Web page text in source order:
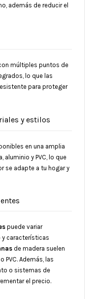
además de reducir el
múltiples puntos de
lo que las
para proteger
y estilos
en una amplia
aluminio y PVC, lo que
se adapte a tu hogar y
puede variar
características
de madera suelen
PVC. Además, las
o sistemas de
el precio.